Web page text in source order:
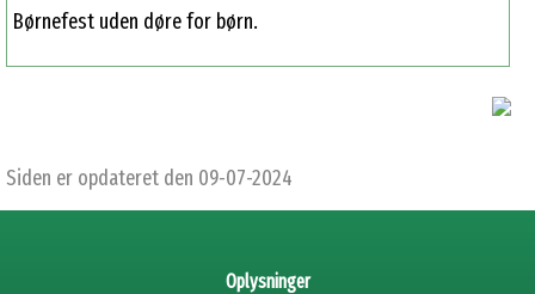
Børnefest uden døre for børn.
Siden er opdateret den 09-07-2024
Oplysninger